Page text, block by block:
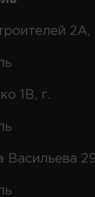
2А,
1В, г.
Васильева